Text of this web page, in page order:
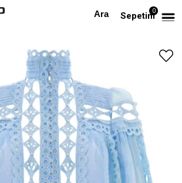
Sepetim0
İpek Lazer Kesim Premium Mavi Gömlek